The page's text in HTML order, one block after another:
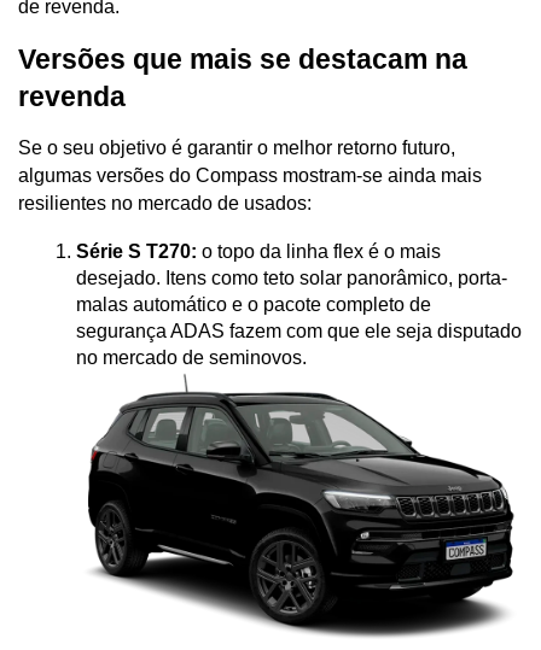
de revenda.
Versões que mais se destacam na
revenda
Se o seu objetivo é garantir o melhor retorno futuro,
algumas versões do Compass mostram-se ainda mais
resilientes no mercado de usados:
Série S T270: o topo da linha flex é o mais
desejado. Itens como teto solar panorâmico, porta-
malas automático e o pacote completo de
segurança ADAS fazem com que ele seja disputado